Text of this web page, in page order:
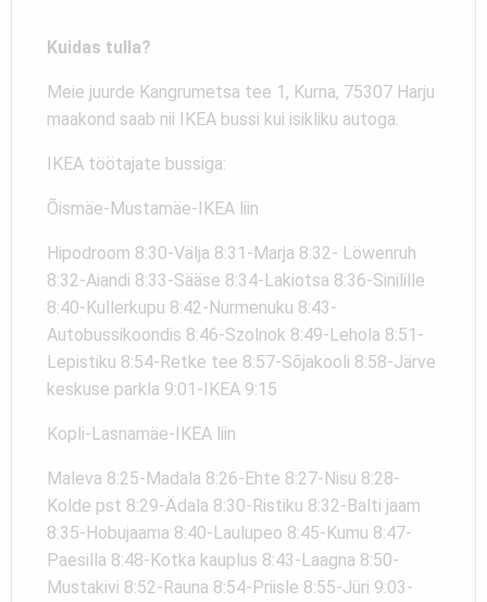
Kuidas tulla?
Meie juurde Kangrumetsa tee 1, Kurna, 75307 Harju
maakond saab nii IKEA bussi kui isikliku autoga.
IKEA töötajate bussiga:
Õismäe-Mustamäe-IKEA liin
Hipodroom 8:30-Välja 8:31-Marja 8:32- Löwenruh
8:32-Aiandi 8:33-Sääse 8:34-Lakiotsa 8:36-Sinilille
8:40-Kullerkupu 8:42-Nurmenuku 8:43-
Autobussikoondis 8:46-Szolnok 8:49-Lehola 8:51-
Lepistiku 8:54-Retke tee 8:57-Sõjakooli 8:58-Järve
keskuse parkla 9:01-IKEA 9:15
Kopli-Lasnamäe-IKEA liin
Maleva 8:25-Madala 8:26-Ehte 8:27-Nisu 8:28-
Kolde pst 8:29-Ädala 8:30-Ristiku 8:32-Balti jaam
8:35-Hobujaama 8:40-Laulupeo 8:45-Kumu 8:47-
Paesilla 8:48-Kotka kauplus 8:43-Laagna 8:50-
Mustakivi 8:52-Rauna 8:54-Priisle 8:55-Jüri 9:03-